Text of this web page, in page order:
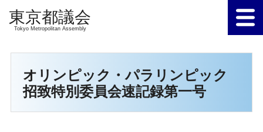
Tokyo Metropolitan Assembly
オリンピック・パラリンピック
招致特別委員会速記録第一号